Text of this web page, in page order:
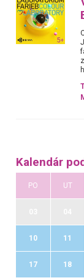
Kalendár
PO UT
10 11
17 18